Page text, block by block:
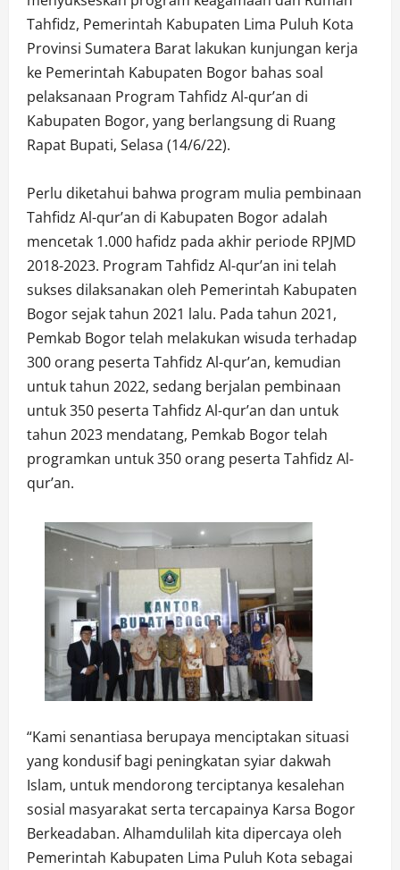
Tahfidz, Pemerintah Kabupaten Lima Puluh Kota
Provinsi Sumatera Barat lakukan kunjungan kerja
ke Pemerintah Kabupaten Bogor bahas soal
pelaksanaan Program Tahfidz Al-qur’an di
Kabupaten Bogor, yang berlangsung di Ruang
Rapat Bupati, Selasa (14/6/22).
Perlu diketahui bahwa program mulia pembinaan
Tahfidz Al-qur’an di Kabupaten Bogor adalah
mencetak 1.000 hafidz pada akhir periode RPJMD
2018-2023. Program Tahfidz Al-qur’an ini telah
sukses dilaksanakan oleh Pemerintah Kabupaten
Bogor sejak tahun 2021 lalu. Pada tahun 2021,
Pemkab Bogor telah melakukan wisuda terhadap
300 orang peserta Tahfidz Al-qur’an, kemudian
untuk tahun 2022, sedang berjalan pembinaan
untuk 350 peserta Tahfidz Al-qur’an dan untuk
tahun 2023 mendatang, Pemkab Bogor telah
programkan untuk 350 orang peserta Tahfidz Al-
qur’an.
“Kami senantiasa berupaya menciptakan situasi
yang kondusif bagi peningkatan syiar dakwah
Islam, untuk mendorong terciptanya kesalehan
sosial masyarakat serta tercapainya Karsa Bogor
Berkeadaban. Alhamdulilah kita dipercaya oleh
Pemerintah Kabupaten Lima Puluh Kota sebagai